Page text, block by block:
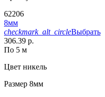
62206
8мм
checkmark_alt_circleВыбрать
306.39 р.
По 5 м
Цвет никель
Размер 8мм